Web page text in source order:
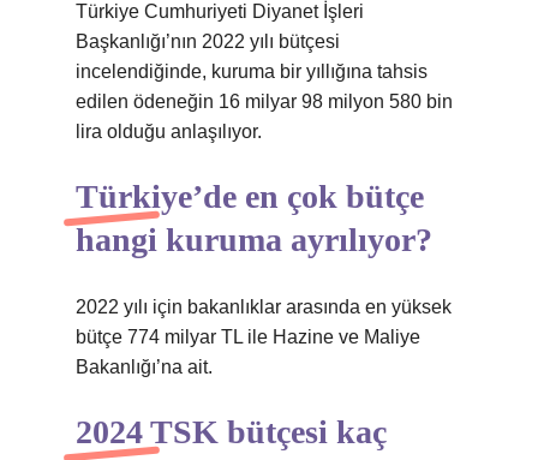
Türkiye Cumhuriyeti Diyanet İşleri
Başkanlığı’nın 2022 yılı bütçesi
incelendiğinde, kuruma bir yıllığına tahsis
edilen ödeneğin 16 milyar 98 milyon 580 bin
lira olduğu anlaşılıyor.
Türkiye’de en çok bütçe
hangi kuruma ayrılıyor?
2022 yılı için bakanlıklar arasında en yüksek
bütçe 774 milyar TL ile Hazine ve Maliye
Bakanlığı’na ait.
2024 TSK bütçesi kaç